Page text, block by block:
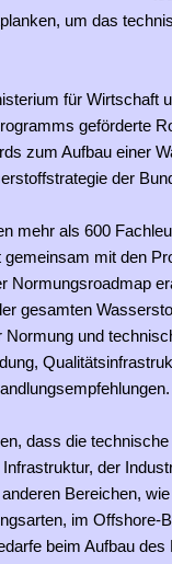
um das
für Wirtschaft
geförderte
zum Aufbau einer
der
mehr als 600
gemeinsam mit den
Normungsroadmap
gesamten
Normung und
dass die
Infrastruktur, der
Bereichen,
im Offshore-
beim Aufbau